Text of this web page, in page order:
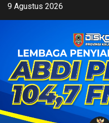
Skip9 Agustus 2026